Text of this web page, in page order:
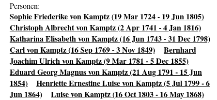
Personen:
Sophie Friederike von Kamptz (19 Mar 1724 - 19 Jun 1805)
Christoph Albrecht von Kamptz (2 Apr 1741 - 4 Jan 1816)
Katharina Elisabeth von Kamptz (16 Jun 1743 - 31 Dec 1798)
Carl von Kamptz (16 Sep 1769 - 3 Nov 1849)
Bernhard
Joachim Ulrich von Kamptz (9 Mar 1781 - 5 Dec 1855)
Eduard Georg Magnus von Kamptz (21 Aug 1791 - 15 Jun
1854)
Henriette Ernestine Luise von Kamptz (5 Jul 1799 - 6
Jun 1864)
Luise von Kamptz (16 Oct 1803 - 16 May 1868)